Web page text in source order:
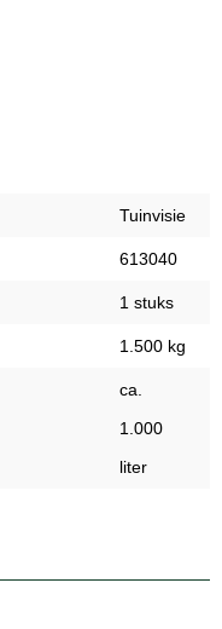
Tuinvisie
613040
1 stuks
1.500 kg
ca.
1.000
liter